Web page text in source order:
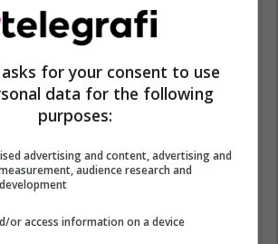
for your consent to use
data for the following
purposes:
advertising and content, advertising and
audience research and
or access information on a device